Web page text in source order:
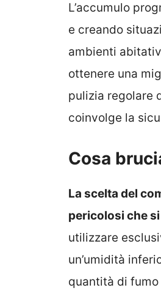
L’accumulo
e creando
ambienti
ottenere una
pulizia regolare
coinvolge la
Cosa
La scelta del
pericolosi che
utilizzare
un’umidità
quantità di